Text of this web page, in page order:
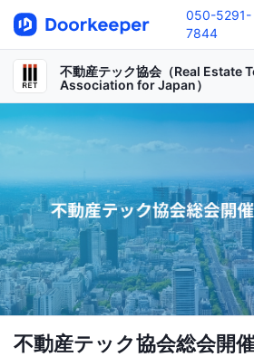
050-5291-
7844
不動産テック協会（Real Estate
Association for Japan）
不動産テック協会総会開